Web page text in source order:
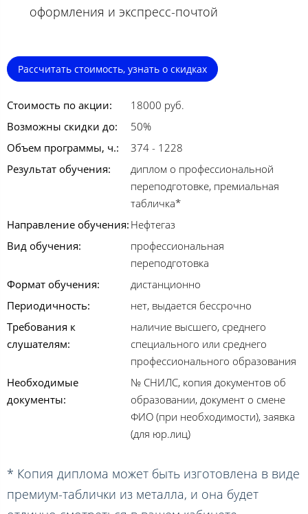
оформления и экспресс-почтой
Рассчитать стоимость, узнать о скидках
Стоимость по акции:
18000 руб.
Возможны скидки до:
50%
Объем программы, ч.:
374 - 1228
Результат обучения:
диплом о профессиональной
переподготовке, премиальная
табличка*
Направление обучения: Нефтегаз
Вид обучения:
профессиональная
переподготовка
Формат обучения:
дистанционно
Периодичность:
нет, выдается бессрочно
Требования к
слушателям:
наличие высшего, среднего
специального или среднего
профессионального образования
Необходимые
документы:
№ СНИЛС, копия документов об
образовании, документ о смене
ФИО (при необходимости), заявка
(для юр.лиц)
* Копия диплома может быть изготовлена в виде
премиум-таблички из металла, и она будет